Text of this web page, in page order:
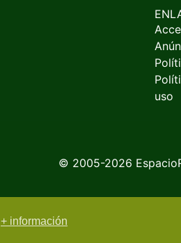
+ información
uso
© 2005-2026